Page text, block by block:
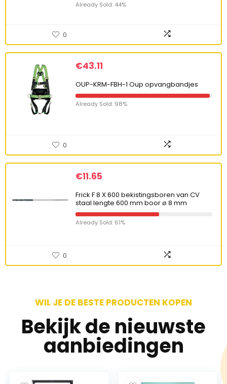
Already Sold: 44%
0
€43.11
OUP-KRM-FBH-1 Oup opvangbandjes
Already Sold: 98%
0
€11.65
Frick F 8 X 600 bekistingsboren van CV
staal lengte 600 mm boor ø 8 mm
Already Sold: 61%
0
WIL JE DE BESTE PRODUCTEN KOPEN
Bekijk de nieuwste
aanbiedingen